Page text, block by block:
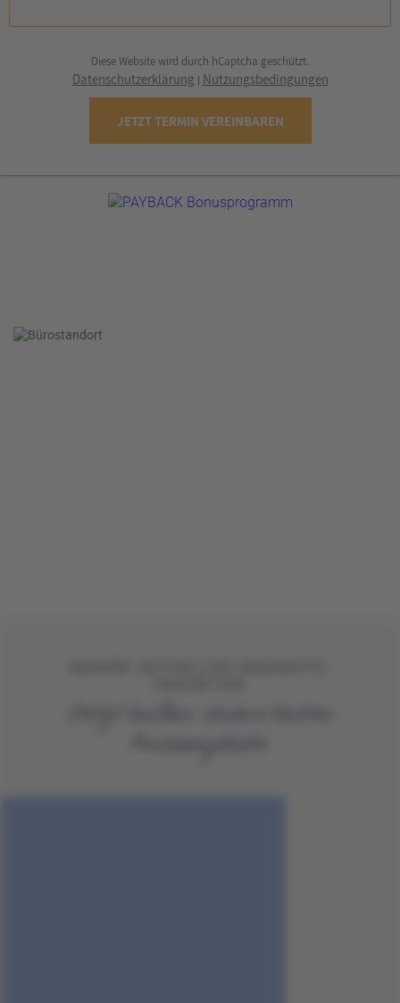
Diese Website wird durch hCaptcha geschützt.
Datenschutzerklärung | Nutzungsbedingungen
JETZT TERMIN VEREINBAREN